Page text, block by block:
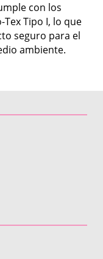
con los
Tipo I, lo que
seguro para el
ambiente.